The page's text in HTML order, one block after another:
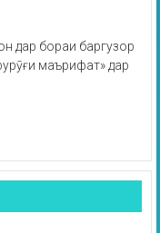
дар бораи баргузор
маърифат» дар